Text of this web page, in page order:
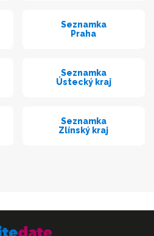
Seznamka
Praha
Seznamka
Ústecký kraj
Seznamka
Zlínský kraj